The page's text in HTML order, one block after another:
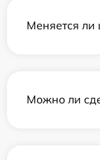
Меняется ли
Можно ли